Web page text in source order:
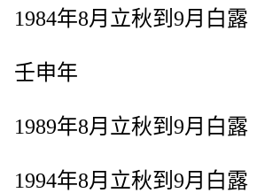
1984年8月立秋到9月白露
壬申年
1989年8月立秋到9月白露
1994年8月立秋到9月白露